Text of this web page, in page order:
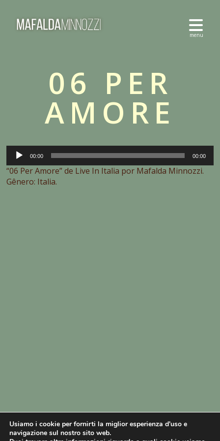
06 PER
AMORE
Audio
Player
00:00 00:00
“06 Per Amore” de Live In Italia por Mafalda Minnozzi.
Gênero: Italia.
Usiamo i cookie per fornirti la miglior esperienza d'uso e
navigazione sul nostro sito web.